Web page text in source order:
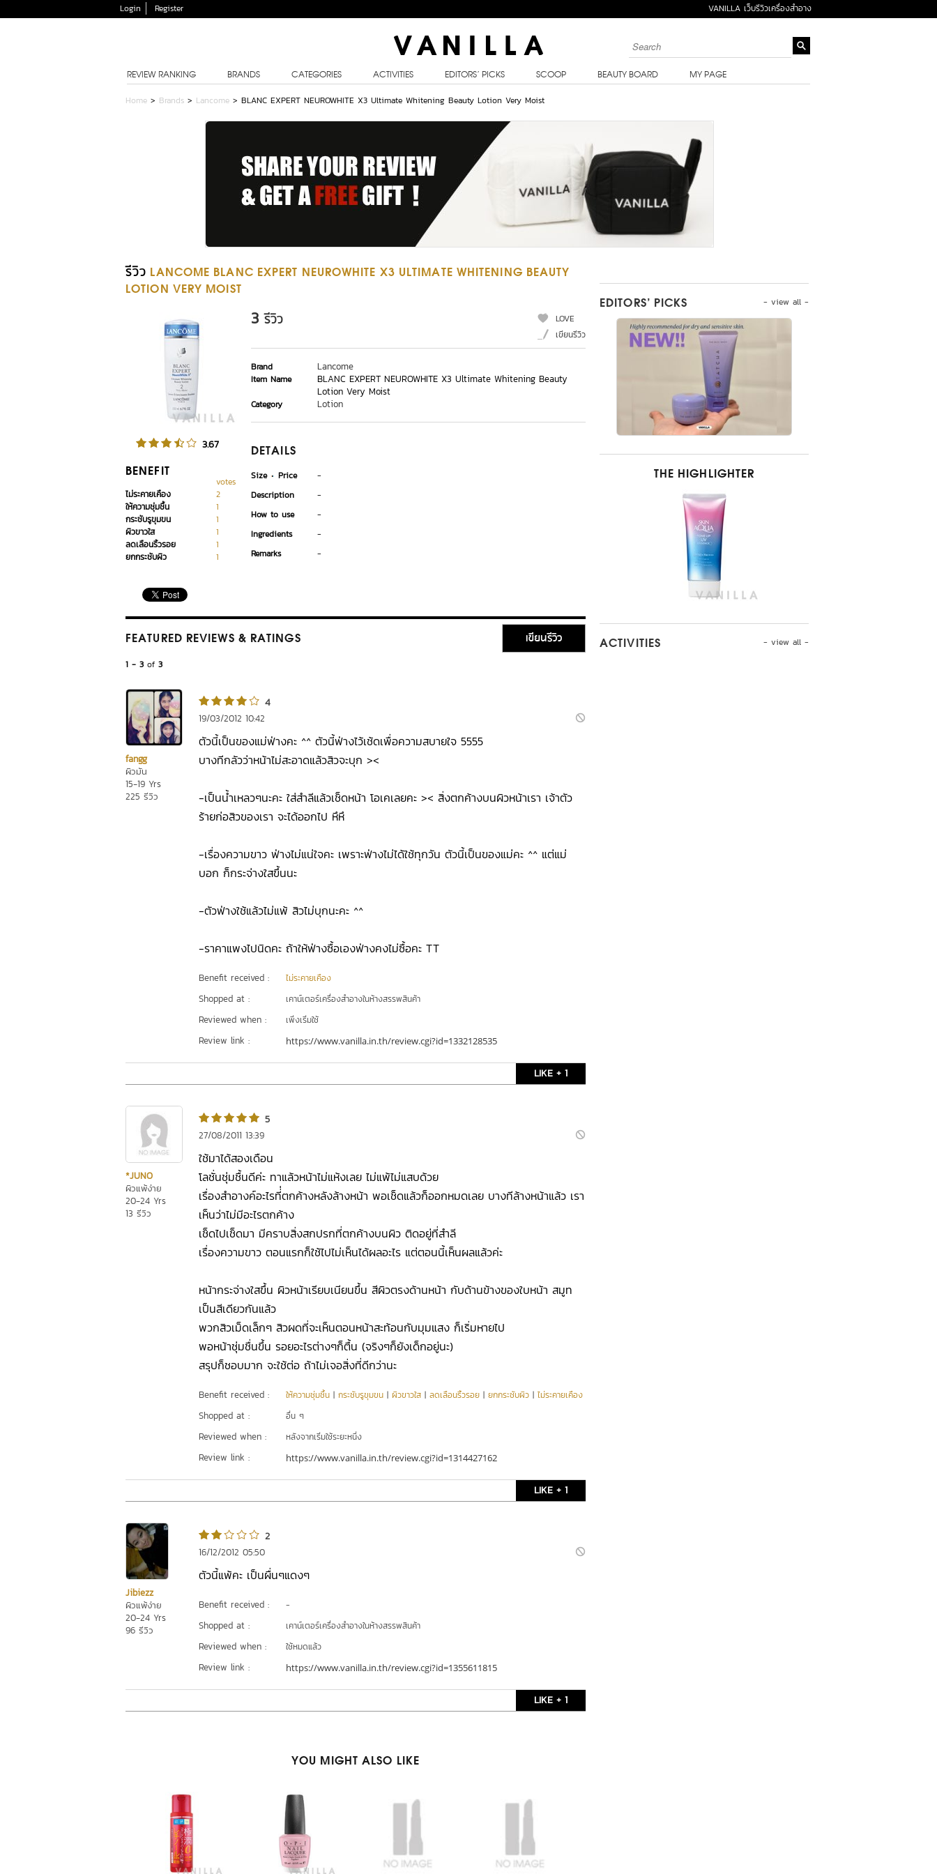
Login Register VANILLA เว็บรีวิวเครื่องสำอาง
REVIEW RANKING BRANDS CATEGORIES ACTIVITIES EDITORS’ PICKS SCOOP BEAUTY BOARD MY PAGE
Home > Brands > Lancome > BLANC EXPERT NEUROWHITE X3 Ultimate Whitening Beauty Lotion Very Moist
รีวิว LANCOME BLANC EXPERT NEUROWHITE X3 ULTIMATE WHITENING BEAUTY
LOTION VERY MOIST
3.67
BENEFIT
votes
ไม่ระคายเคือง
2
ให้ความชุ่มชื้น
1
กระชับรูขุมขน
1
ผิวขาวใส
1
ลดเลือนริ้วรอย
1
ยกกระชับผิว
1
3 รีวิว
LOVE
เขียนรีวิว
Brand Lancome
Item Name
BLANC EXPERT NEUROWHITE X3 Ultimate Whitening Beauty
Lotion Very Moist
Category Lotion
DETAILS
Size Price
-
Description
-
How to use
-
Ingredients
-
Remarks
-
FEATURED REVIEWS & RATINGS เขียนรีวิว
1 - 3 of 3
fangg
ผิวมัน
15-19 Yrs
225 รีวิว
4
19/03/2012 10:42
ตัวนี้เป็นของแม่ฟ่างคะ ^^ ตัวนี้ฟ่างไว้เช้ดเพื่อความสบายใจ 5555
บางทีกลัวว่าหน้าไม่สะอาดแล้วสิวจะบุก ><
-เป็นน้ำเหลวๆนะคะ ใส่สำลีแล้วเช็ดหน้า โอเคเลยคะ >< สิ่งตกค้างบนผิวหน้าเรา เจ้าตัว
ร้ายก่อสิวของเรา จะได้ออกไป หึหึ
-เรื่องความขาว ฟ่างไม่แน่ใจคะ เพราะฟ่างไม่ได้ใช้ทุกวัน ตัวนี้เป็นของแม่คะ ^^ แต่แม่
บอก ก็กระจ่างใสขึ้นนะ
-ตัวฟ่างใช้แล้วไม่แพ้ สิวไม่บุกนะคะ ^^
-ราคาแพงไปนิดคะ ถ้าให้ฟ่างซื้อเองฟ่างคงไม่ซื้อคะ TT
Benefit received : ไม่ระคายเคือง
Shopped at : เคาน์เตอร์เครื่องสำอางในห้างสรรพสินค้า
Reviewed when : เพิ่งเริ่มใช้
Review link : https://www.vanilla.in.th/review.cgi?id=1332128535
LIKE + 1
*JUNO
ผิวแพ้ง่าย
20-24 Yrs
13 รีวิว
5
27/08/2011 13:39
ใช้มาได้สองเดือน
โลชั่นชุ่มชื้นดีค่ะ ทาแล้วหน้าไม่แห้งเลย ไม่แพ้ไม่แสบด้วย
เรื่องสำอางค์อะไรที่่ตกค้างหลังล้างหน้า พอเช็ดแล้วก็ออกหมดเลย บางทีล้างหน้าแล้ว เรา
เห็นว่าไม่มีอะไรตกค้าง
เช็ดไปเช็ดมา มีคราบสิ่งสกปรกที่ตกค้างบนผิว ติดอยู่ที่สำลี
เรื่องความขาว ตอนแรกก็ใช้ไปไม่เห็นได้ผลอะไร แต่ตอนนี้เห็นผลแล้วค่ะ
หน้ากระจ่างใสขึ้น ผิวหน้าเรียบเนียนขึ้น สีผิวตรงด้านหน้า กับด้านข้างของใบหน้า สมูท
เป็นสีเดียวกันแล้ว
พวกสิวเม็ดเล็กๆ สิวผดที่จะเห็นตอนหน้าสะท้อนกับมุมแสง ก็เริ่มหายไป
พอหน้าชุ่มชื่นขึ้น รอยอะไรต่างๆก็ตื้น (จริงๆก็ยังเด็กอยู่นะ)
สรุปก็ชอบมาก จะใช้ต่อ ถ้าไม่เจอสิ่งที่ดีกว่านะ
Benefit received : ให้ความชุ่มชื้น | กระชับรูขุมขน | ผิวขาวใส | ลดเลือนริ้วรอย | ยกกระชับผิว | ไม่ระคายเคือง
Shopped at : อื่น ๆ
Reviewed when : หลังจากเริ่มใช้ระยะหนึ่ง
Review link : https://www.vanilla.in.th/review.cgi?id=1314427162
LIKE + 1
Jibiezz
ผิวแพ้ง่าย
20-24 Yrs
96 รีวิว
2
16/12/2012 05:50
ตัวนี้แพ้คะ เป็นผื่นๆแดงๆ
Benefit received : -
Shopped at : เคาน์เตอร์เครื่องสำอางในห้างสรรพสินค้า
Reviewed when : ใช้หมดแล้ว
Review link : https://www.vanilla.in.th/review.cgi?id=1355611815
LIKE + 1
YOU MIGHT ALSO LIKE
- view all -
EDITORS’ PICKS
THE HIGHLIGHTER
- view all -
ACTIVITIES